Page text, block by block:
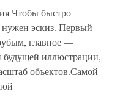
Чтобы быстро
эскиз. Первый
главное —
будущей иллюстрации,
объектов.Самой